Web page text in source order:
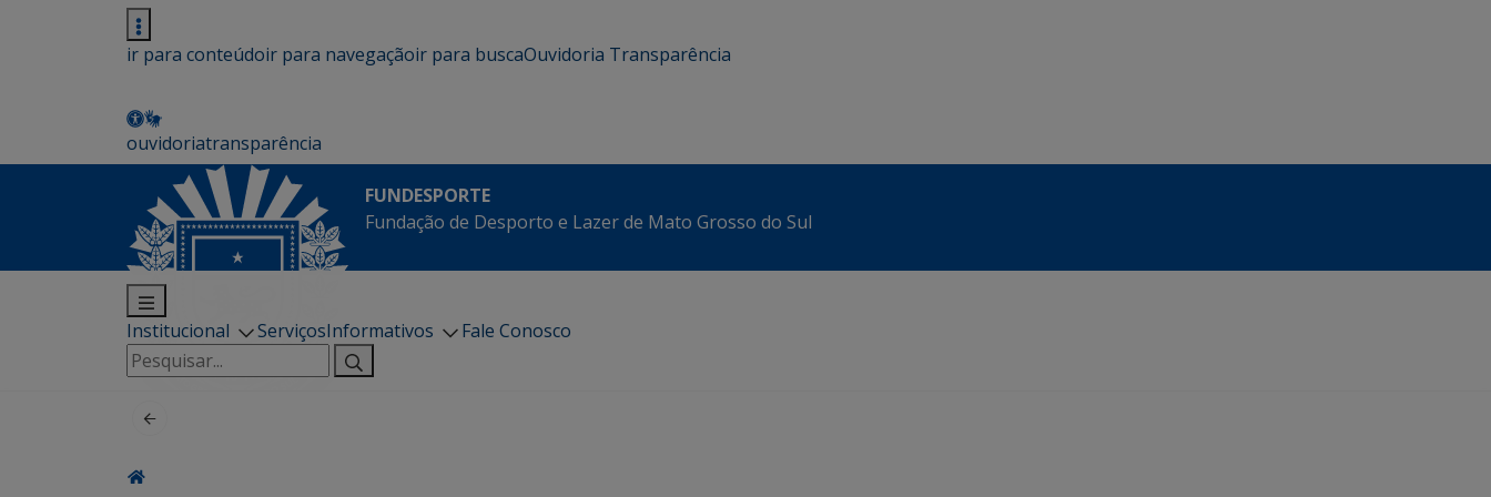
ir para conteúdoir para navegaçãoir para buscaOuvidoria Transparência
ouvidoriatransparência
FUNDESPORTE
Fundação de Desporto e Lazer de Mato Grosso do Sul
Institucional ServiçosInformativos
Fale Conosco
Pesquisar
por: